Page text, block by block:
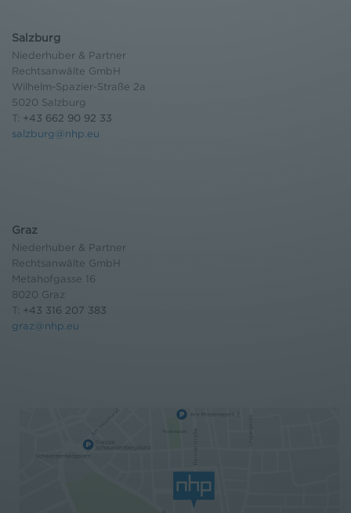
Salzburg
Niederhuber & Partner
Rechtsanwälte GmbH
Wilhelm-Spazier-Straße 2a
5020 Salzburg
T: +43 662 90 92 33
salzburg@nhp.eu
Graz
Niederhuber & Partner
Rechtsanwälte GmbH
Metahofgasse 16
8020 Graz
T: +43 316 207 383
graz@nhp.eu